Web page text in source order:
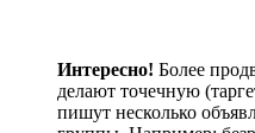
Интересно! Более
делают точечную
пишут несколько